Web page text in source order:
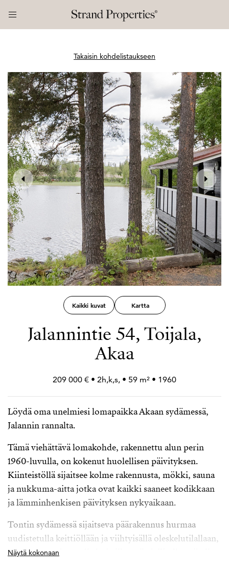
Takaisin kohdelistaukseen
Kaikki kuvat Kartta
Jalannintie 54, Toijala,
Akaa
209 000 € • 2h,k,s, • 59 m² • 1960
Löydä oma unelmiesi lomapaikka Akaan sydämessä,
Jalannin rannalta.
Tämä viehättävä lomakohde, rakennettu alun perin
1960-luvulla, on kokenut huolellisen päivityksen.
Kiinteistöllä sijaitsee kolme rakennusta, mökki, sauna
ja nukkuma-aitta jotka ovat kaikki saaneet kodikkaan
ja lämminhenkisen päivityksen nykyaikaan.
Tontin sydämessä sijaitseva päärakennus hurmaa
uudistetulla keittiöllään ja viihtyisällä oleskelutilallaan,
joka avautuu katetulle kuistille – täydelliselle paikalle
Näytä kokonaan